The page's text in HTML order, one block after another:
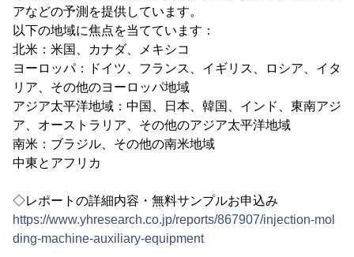
アなどの予測を提供しています。
以下の地域に焦点を当てています：
北米：米国、カナダ、メキシコ
ヨーロッパ：ドイツ、フランス、イギリス、ロシア、イタ
リア、その他のヨーロッパ地域
アジア太平洋地域：中国、日本、韓国、インド、東南アジ
ア、オーストラリア、その他のアジア太平洋地域
南米：ブラジル、その他の南米地域
中東とアフリカ
◇レポートの詳細内容・無料サンプルお申込み
https://www.yhresearch.co.jp/reports/867907/injection-mol
ding-machine-auxiliary-equipment